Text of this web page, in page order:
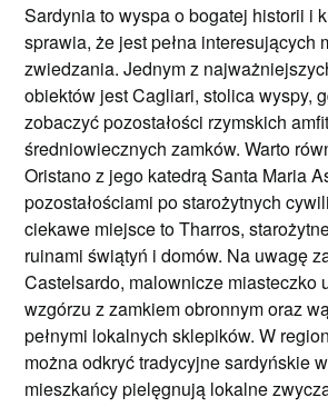
Sardynia to wyspa o bogatej historii i
sprawia, że jest pełna interesujących
zwiedzania. Jednym z
obiektów jest Cagliari, stolica wyspy,
zobaczyć pozostałości rzymskich
średniowiecznych zamków. Warto
Oristano z jego katedrą Santa Maria
pozostałościami po starożytnych
ciekawe miejsce to Tharros,
ruinami świątyń i domów. Na uwagę
Castelsardo, malownicze miasteczko
wzgórzu z zamkiem obronnym oraz
pełnymi lokalnych sklepików. W
można odkryć tradycyjne sardyńskie
mieszkańcy pielęgnują lokalne